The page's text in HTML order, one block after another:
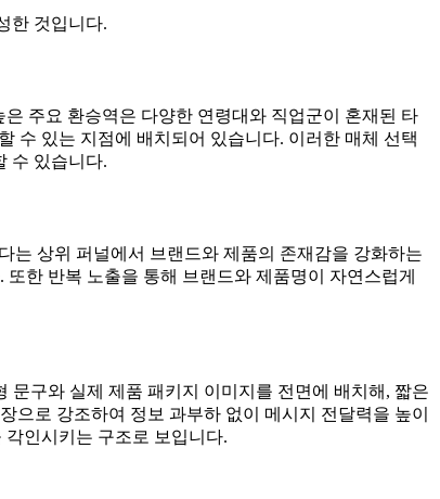
한 것입니다.
주요 환승역은 다양한 연령대와 직업군이 혼재된 타
수 있는 지점에 배치되어 있습니다. 이러한 매체 선택
수 있습니다.
는 상위 퍼널에서 브랜드와 제품의 존재감을 강화하는
한 반복 노출을 통해 브랜드와 제품명이 자연스럽게
구와 실제 제품 패키지 이미지를 전면에 배치해, 짧은
으로 강조하여 정보 과부하 없이 메시지 전달력을 높이
인시키는 구조로 보입니다.